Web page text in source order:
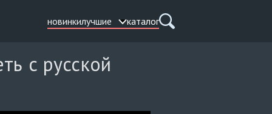
новинкилучшие каталог
с русской